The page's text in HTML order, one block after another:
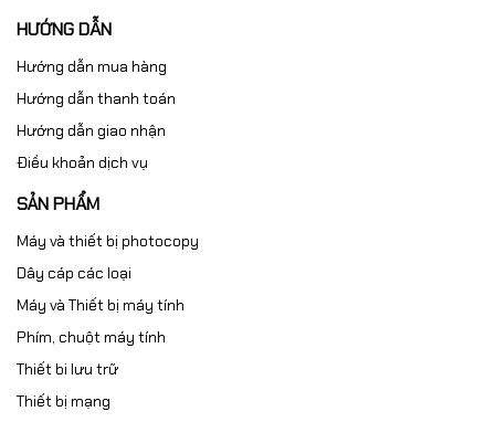
HƯỚNG DẪN
Hướng dẫn mua hàng
Hướng dẫn thanh toán
Hướng dẫn giao nhận
Điều khoản dịch vụ
SẢN PHẨM
Máy và thiết bị photocopy
Dây cáp các loại
Máy và Thiết bị máy tính
Phím, chuột máy tính
Thiết bi lưu trữ
Thiết bị mạng